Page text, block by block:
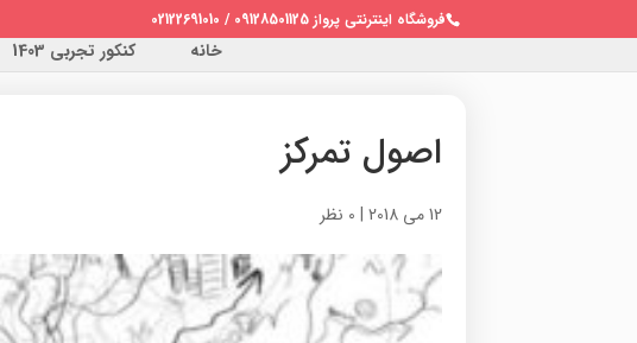
فروشگاه اینترنتی پرواز 09128501125 / 02122691010
خانه کنکور تجربی 1403
اصول تمرکز
12 می 2018 | 0 نظر